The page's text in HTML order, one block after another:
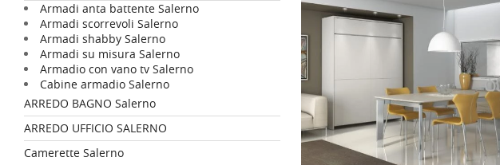
Armadi anta battente Salerno
Armadi scorrevoli Salerno
Armadi shabby Salerno
Armadi su misura Salerno
Armadio con vano tv Salerno
Cabine armadio Salerno
ARREDO BAGNO Salerno
ARREDO UFFICIO SALERNO
Camerette Salerno